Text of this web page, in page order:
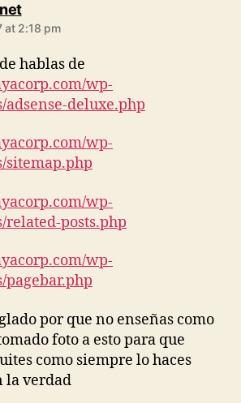
says:
at 2:18 pm
hablas de
wp-
deluxe.php
wp-
sitemap.php
wp-
posts.php
wp-
por que no enseñas como
foto a esto para que
como siempre lo haces
la verdad